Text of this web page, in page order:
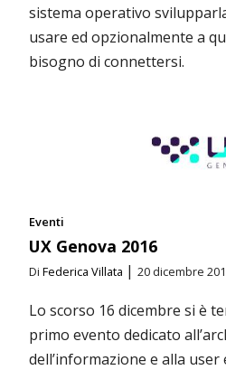
sistema operativo
usare ed opzionalmente a
bisogno di connettersi.
Eventi
UX Genova 2016
Di Federica Villata | 20 dicembre
Lo scorso 16 dicembre si è
primo evento dedicato
dell’informazione e alla user